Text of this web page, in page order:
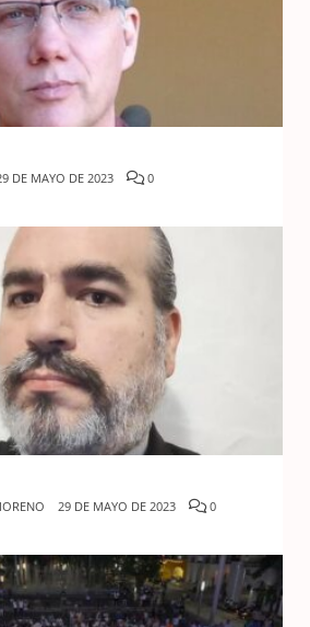
DE MAYO DE 2023 0
29 DE MAYO DE 2023 0